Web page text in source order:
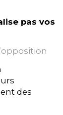
pas vos
des